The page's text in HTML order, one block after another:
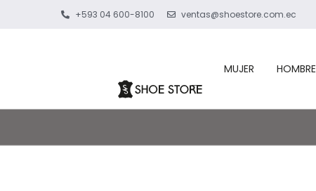
+593 04 600-8100 ventas@shoestore.com.ec
MUJER HOMBRE